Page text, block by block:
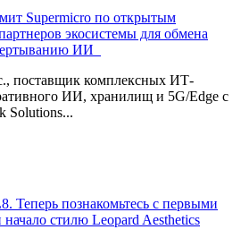
Supermicro по открытым
экосистемы для обмена
ИИ
поставщик комплексных ИТ-
ИИ, хранилищ и 5G/Edge с
Solutions...
Теперь познакомьтесь с первыми
стилю Leopard Aesthetics